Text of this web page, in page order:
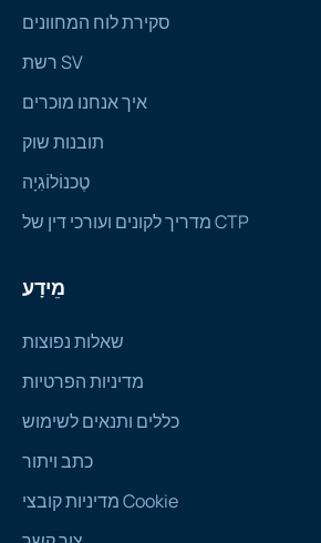
סקירת לוח המחוונים
רשת SV
איך אנחנו מוכרים
תובנות שוק
טֶכנוֹלוֹגִיָה
מדריך לקונים ועורכי דין של CTP
מֵידָע
שאלות נפוצות
מדיניות הפרטיות
כללים ותנאים לשימוש
כתב ויתור
מדיניות קובצי Cookie